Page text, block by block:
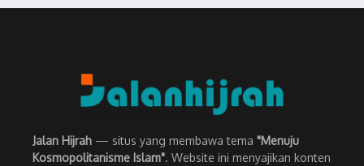
Jalan Hijrah — situs yang membawa tema "Menuju
Kosmopolitanisme Islam". Website ini menyajikan konten